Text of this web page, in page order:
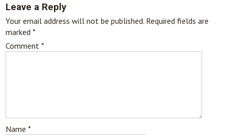
Leave a Reply
Your email address will not be published. Required fields are
marked*
Comment*
Name*